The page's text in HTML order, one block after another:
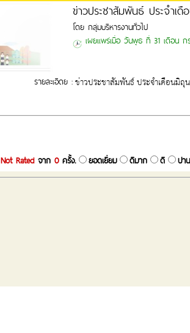
ข่าวประชาสัมพันธ์ ประจำเ
โดย กลุ่มบริหารงานทั่วไป
เผยแพร่เมื่อ วันพุธ ที่ 31 เดือน
รายละเอีดย :ข่าวประชาสัมพันธ์ ประจำเดือนมิถุ
Not Ratedจาก0 ครั้ง. ยอดเยี่ยม ดีมาก ดี ปา